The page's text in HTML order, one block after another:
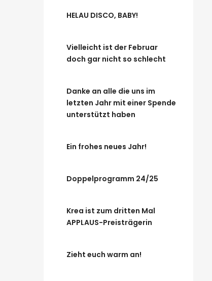
HELAU DISCO, BABY!
Vielleicht ist der Februar
doch gar nicht so schlecht
Danke an alle die uns im
letzten Jahr mit einer Spende
unterstützt haben
Ein frohes neues Jahr!
Doppelprogramm 24/25
Krea ist zum dritten Mal
APPLAUS-Preisträgerin
Zieht euch warm an!